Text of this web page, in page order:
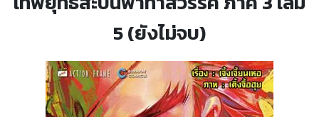
5 (ยังไม่จบ)